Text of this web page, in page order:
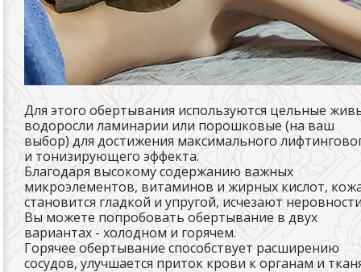
Для этого обертывания используются цельные
водоросли ламинарии или порошковые (на ваш
выбор) для достижения максимального
и тонизирующего эффекта.
Благодаря высокому содержанию важных
микроэлементов, витаминов и жирных кислот,
становится гладкой и упругой, исчезают
Вы можете попробовать обертывание в двух
вариантах - холодном и горячем.
Горячее обертывание способствует расширению
сосудов, улучшается приток крови к органам и